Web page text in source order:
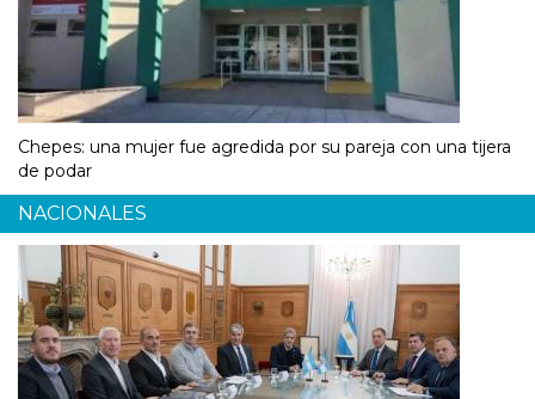
Chepes: una mujer fue agredida por su pareja con una tijera
de podar
NACIONALES